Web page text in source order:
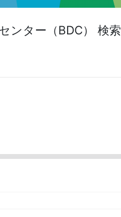
ンター（BDC） 検索